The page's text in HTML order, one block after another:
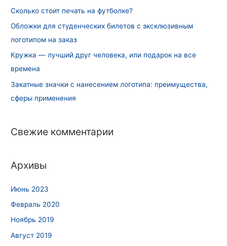
Сколько стоит печать на футболке?
Обложки для студенческих билетов с эксклюзивным
логотипом на заказ
Кружка — лучший друг человека, или подарок на все
времена
Закатные значки с нанесением логотипа: преимущества,
сферы применения
Свежие комментарии
Архивы
Июнь 2023
Февраль 2020
Ноябрь 2019
Август 2019